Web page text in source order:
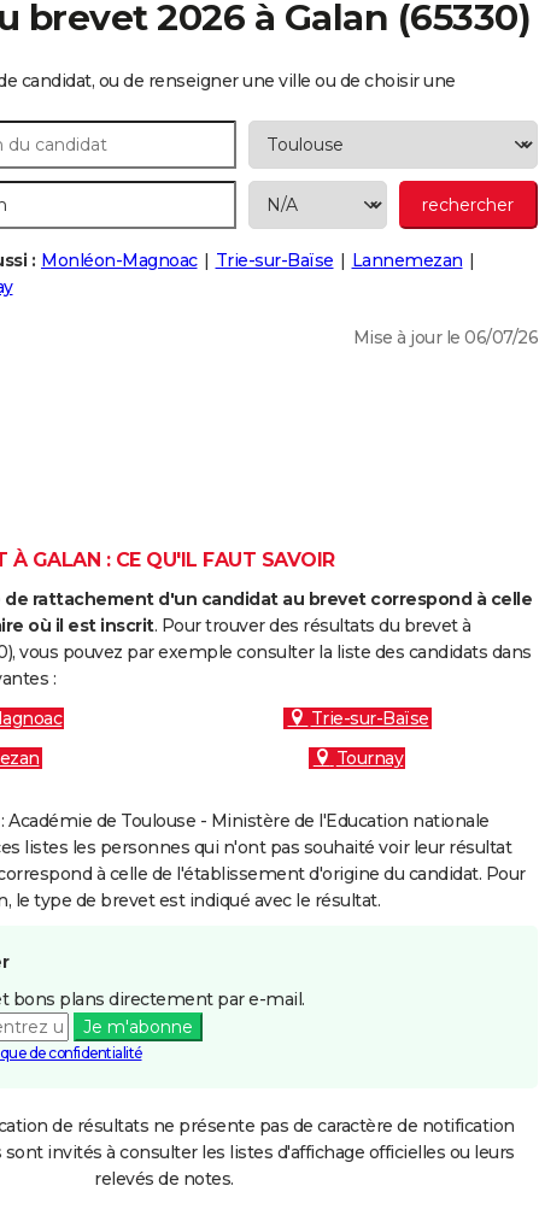
brevet 2026 à Galan (65330)
candidat, ou de renseigner une ville ou de choisir une
: Monléon-Magnoac Trie-sur-Baïse
Lannemezan
Mise à jour le 06/07/26
À GALAN : CE QU'IL FAUT SAVOIR
de rattachement d'un candidat au brevet correspond à celle
où il est inscrit. Pour trouver des résultats du brevet à
vous pouvez par exemple consulter la liste des candidats dans
:
Trie-sur-Baïse
Tournay
Académie de Toulouse - Ministère de l'Education nationale
listes les personnes qui n'ont pas souhaité voir leur résultat
à celle de l'établissement d'origine du candidat. Pour
le type de brevet est indiqué avec le résultat.
bons plans directement par e-mail.
Je m'abonne
de confidentialité
de résultats ne présente pas de caractère de notification
sont invités à consulter les listes d'affichage officielles ou leurs
relevés de notes.